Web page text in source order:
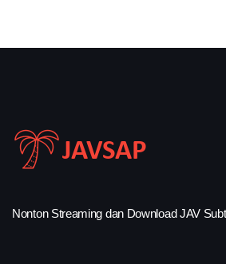
Nonton Streaming dan Download JAV